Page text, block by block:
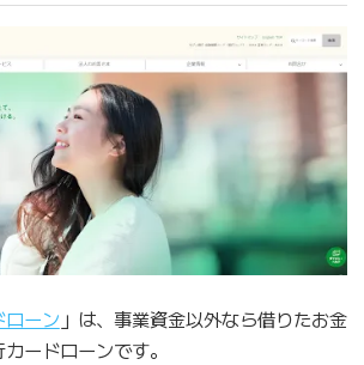
ーン 」は、事業資金以外なら借りたお金
ードローンです。